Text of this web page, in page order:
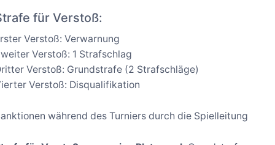
für Verstoß:
Verstoß: Verwarnung
Verstoß: 1 Strafschlag
Verstoß: Grundstrafe (2 Strafschläge)
Verstoß: Disqualifikation
während des Turniers durch die Spielleitung